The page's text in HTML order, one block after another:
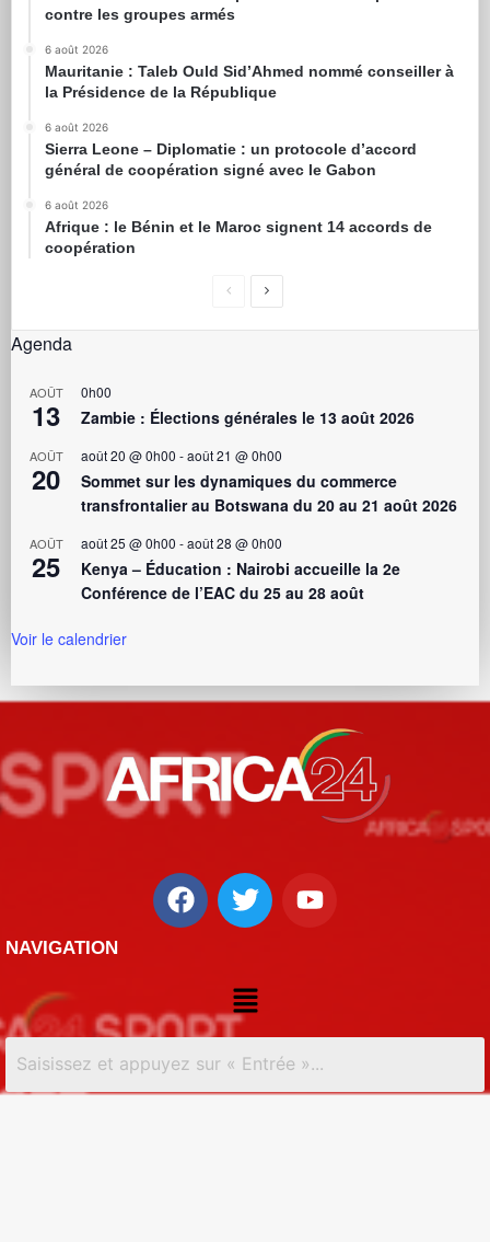
contre les groupes armés
6 août 2026
Mauritanie : Taleb Ould Sid’Ahmed nommé conseiller à
la Présidence de la République
6 août 2026
Sierra Leone – Diplomatie : un protocole d’accord
général de coopération signé avec le Gabon
6 août 2026
Afrique : le Bénin et le Maroc signent 14 accords de
coopération
Agenda
AOÛT
13
0h00
Zambie : Élections générales le 13 août 2026
AOÛT
20
août 20 @ 0h00 -août 21 @ 0h00
Sommet sur les dynamiques du commerce
transfrontalier au Botswana du 20 au 21 août 2026
AOÛT
25
août 25 @ 0h00 -août 28 @ 0h00
Kenya – Éducation : Nairobi accueille la 2e
Conférence de l’EAC du 25 au 28 août
Voir le calendrier
NAVIGATION